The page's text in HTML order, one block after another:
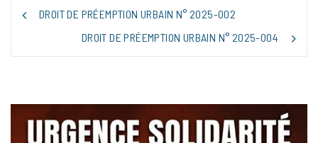
NAVIGATION
DE
DROIT DE PRÉEMPTION URBAIN N° 2025-002
DROIT DE PRÉEMPTION URBAIN N° 2025-004